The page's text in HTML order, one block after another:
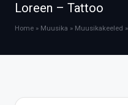
Loreen – Tattoo
Home » Muusika » Muusikakeeled »